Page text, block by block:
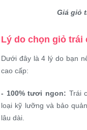
Giá giỏ
Lý do chọn giỏ trái
Dưới đây là 4 lý do bạn
cao cấp:
- 100% tươi ngon: Trái
loại kỹ lưỡng và bảo
lâu dài.